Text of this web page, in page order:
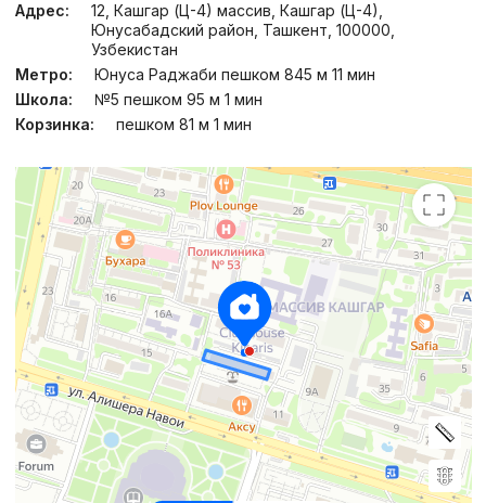
Адрес:
12, Кашгар (Ц-4) массив, Кашгар (Ц-4),
Юнусабадский район, Ташкент, 100000,
Узбекистан
Метро:
Юнуса Раджаби пешком 845 м 11 мин
Школа:
№5 пешком 95 м 1 мин
Корзинка:
пешком 81 м 1 мин